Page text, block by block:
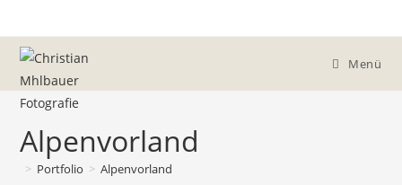
Menü
Alpenvorland
> Portfolio > Alpenvorland